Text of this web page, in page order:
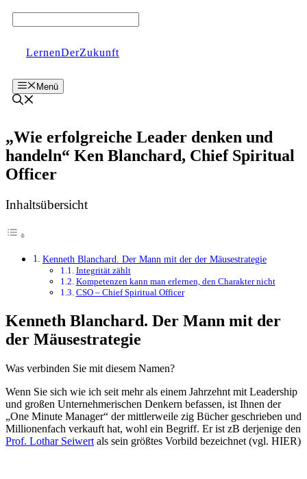
Zum
LernenDerZukunft
Menü
„Wie erfolgreiche Leader denken und
handeln“ Ken Blanchard, Chief Spiritual
Officer
Inhaltsübersicht
Kenneth Blanchard. Der Mann mit der der Mäusestrategie
Integrität zählt
Kompetenzen kann man erlernen, den Charakter nicht
CSO – Chief Spiritual Officer
Kenneth Blanchard. Der Mann mit der
der Mäusestrategie
Was verbinden Sie mit diesem Namen?
Wenn Sie sich wie ich seit mehr als einem Jahrzehnt mit Leadership
und großen Unternehmerischen Denkern befassen, ist Ihnen der
„One Minute Manager“ der mittlerweile zig Bücher geschrieben und
Millionenfach verkauft hat, wohl ein Begriff. Er ist zB derjenige den
Prof. Lothar Seiwert als sein größtes Vorbild bezeichnet (vgl. HIER)